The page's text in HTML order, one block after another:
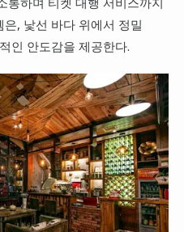
, 낯선 바다 위에서 정밀
인 안도감을 제공한다.